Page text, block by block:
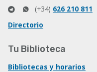
(+34) 626 210 811
Directorio
Tu Biblioteca
Bibliotecas y horarios